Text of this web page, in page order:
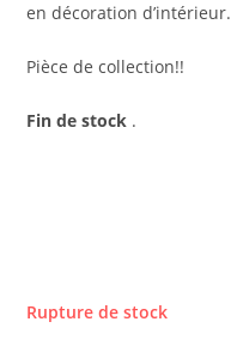
en décoration d’intérieur.
Pièce de collection!!
Fin de stock .
Rupture de stock